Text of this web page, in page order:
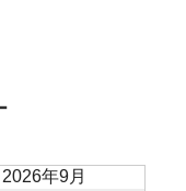
2026年9月